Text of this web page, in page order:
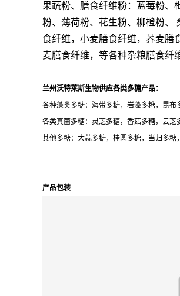
果蔬粉、膳食纤维粉：蓝莓粉、
粉、薄荷粉、花生粉、柳橙粉、
食纤维，小麦膳食纤维，荞麦膳
麦膳食纤维，等各种杂粮膳食纤
兰州沃特莱斯生物供应各类多糖产品：
各种藻类多糖：海带多糖，岩藻多糖，昆布
各类真菌多糖：灵芝多糖，香菇多糖，云
其他多糖：大蒜多糖，桂圆多糖，当归多
产品包装